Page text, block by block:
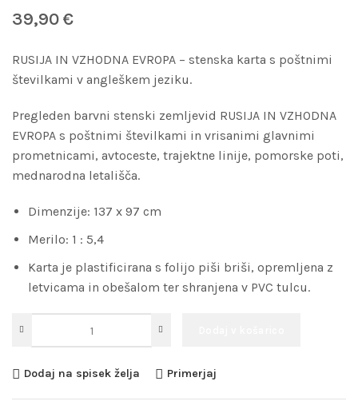
39,90€
RUSIJA IN VZHODNA EVROPA – stenska karta s poštnimi
številkami v angleškem jeziku.
Pregleden barvni stenski zemljevid RUSIJA IN VZHODNA
EVROPA s poštnimi številkami in vrisanimi glavnimi
prometnicami, avtoceste, trajektne linije, pomorske poti,
mednarodna letališča.
Dimenzije: 137 x 97 cm
Merilo: 1 : 5,4
Karta je plastificirana s folijo piši briši, opremljena z
letvicama in obešalom ter shranjena v PVC tulcu.
Dodaj na spisek želja Primerjaj